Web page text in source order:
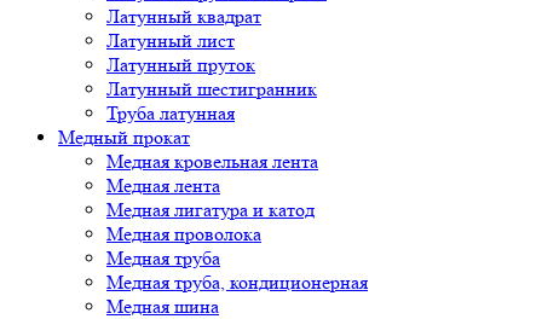
Латунный квадрат
Латунный лист
Латунный пруток
Латунный шестигранник
Труба латунная
Медный прокат
Медная кровельная лента
Медная лента
Медная лигатура и катод
Медная проволока
Медная труба
Медная труба, кондиционерная
Медная шина